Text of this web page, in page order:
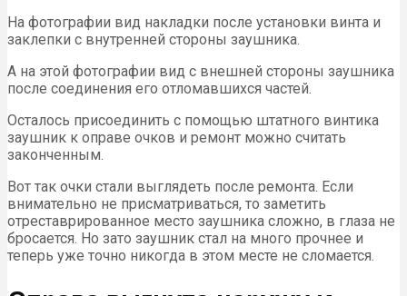
На фотографии вид накладки после установки винта и
заклепки с внутренней стороны заушника.
А на этой фотографии вид с внешней стороны заушника
после соединения его отломавшихся частей.
Осталось присоединить с помощью штатного винтика
заушник к оправе очков и ремонт можно считать
законченным.
Вот так очки стали выглядеть после ремонта. Если
внимательно не присматриваться, то заметить
отреставрированное место заушника сложно, в глаза не
бросается. Но зато заушник стал на много прочнее и
теперь уже точно никогда в этом месте не сломается.